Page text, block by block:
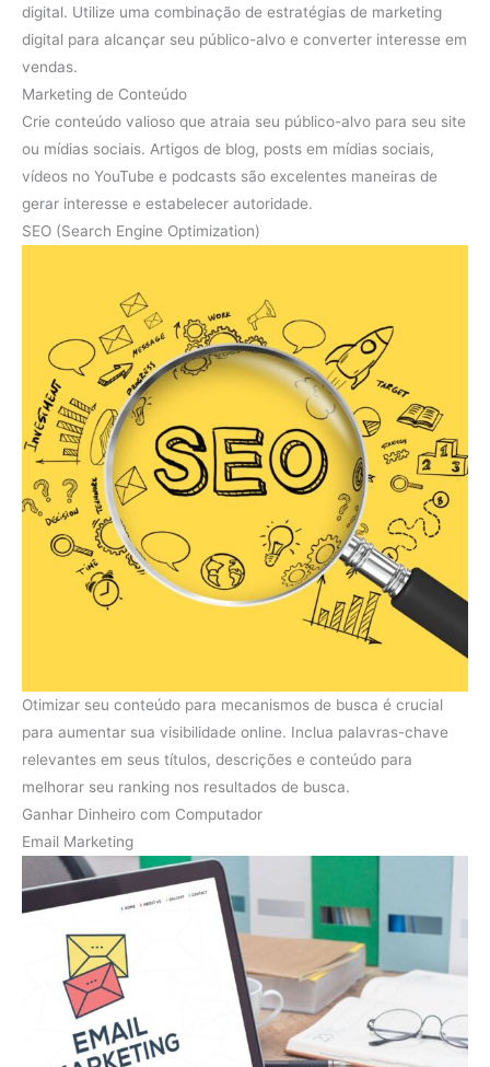
digital. Utilize uma combinação de estratégias de marketing
digital para alcançar seu público-alvo e converter interesse em
vendas.
Marketing de Conteúdo
Crie conteúdo valioso que atraia seu público-alvo para seu site
ou mídias sociais. Artigos de blog, posts em mídias sociais,
vídeos no YouTube e podcasts são excelentes maneiras de
gerar interesse e estabelecer autoridade.
SEO (Search Engine Optimization)
Otimizar seu conteúdo para mecanismos de busca é crucial
para aumentar sua visibilidade online. Inclua palavras-chave
relevantes em seus títulos, descrições e conteúdo para
melhorar seu ranking nos resultados de busca.
Ganhar Dinheiro com Computador
Email Marketing